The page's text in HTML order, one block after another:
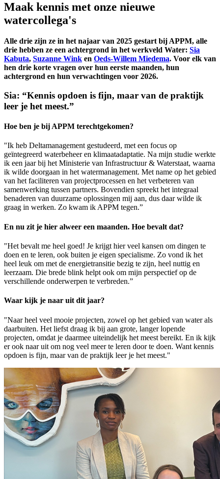
Maak kennis met onze nieuwe
watercollega's
Alle drie zijn ze in het najaar van 2025 gestart bij APPM, alle
drie hebben ze een achtergrond in het werkveld Water: Sia
Kabuta, Suzanne Wink en Oeds-Willem Miedema. Voor elk van
hen drie korte vragen over hun eerste maanden, hun
achtergrond en hun verwachtingen voor 2026.
Sia: “Kennis opdoen is fijn, maar van de praktijk
leer je het meest.”
Hoe ben je bij APPM terechtgekomen?
"Ik heb Deltamanagement gestudeerd, met een focus op
geïntegreerd waterbeheer en klimaatadaptatie. Na mijn studie werkte
ik een jaar bij het Ministerie van Infrastructuur & Waterstaat, waarna
ik wilde doorgaan in het watermanagement. Met name op het gebied
van het faciliteren van projectprocessen en het verbeteren van
samenwerking tussen partners. Bovendien spreekt het integraal
benaderen van duurzame oplossingen mij aan, dus daar wilde ik
graag in werken. Zo kwam ik APPM tegen.”
En nu zit je hier alweer een maanden. Hoe bevalt dat?
"Het bevalt me heel goed! Je krijgt hier veel kansen om dingen te
doen en te leren, ook buiten je eigen specialisme. Zo vond ik het
heel leuk om met de energietransitie bezig te zijn, heel nuttig en
leerzaam. Die brede blink helpt ook om mijn perspectief op de
verschillende onderwerpen te verbreden.”
Waar kijk je naar uit dit jaar?
"Naar heel veel mooie projecten, zowel op het gebied van water als
daarbuiten. Het liefst draag ik bij aan grote, langer lopende
projecten, omdat je daarmee uiteindelijk het meest bereikt. En ik kijk
er ook naar uit om nog veel meer te leren door te doen. Want kennis
opdoen is fijn, maar van de praktijk leer je het meest."